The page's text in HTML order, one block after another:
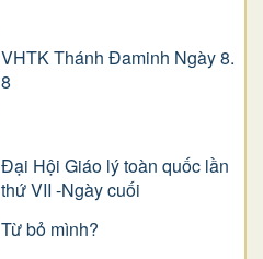
VHTK Thánh Đaminh Ngày 8.
8
Đại Hội Giáo lý toàn quốc lần
thứ VII -Ngày cuối
Từ bỏ mình?